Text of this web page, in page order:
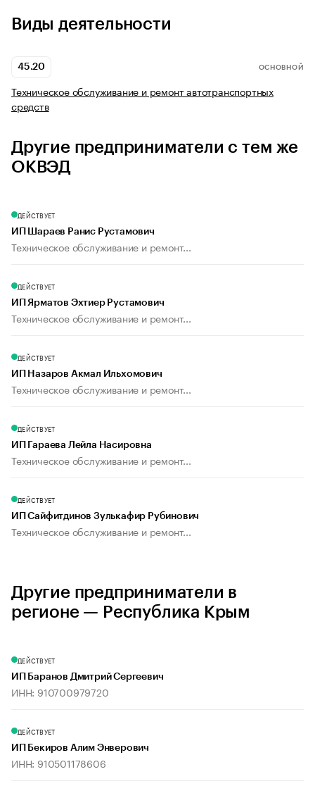
Виды деятельности
45.20 ОСНОВНОЙ
Техническое обслуживание и ремонт автотранспортных
средств
Другие предприниматели с тем же
ОКВЭД
ДЕЙСТВУЕТ
ИП Шараев Ранис Рустамович
Техническое обслуживание и ремонт...
ДЕЙСТВУЕТ
ИП Ярматов Эхтиер Рустамович
Техническое обслуживание и ремонт...
ДЕЙСТВУЕТ
ИП Назаров Акмал Ильхомович
Техническое обслуживание и ремонт...
ДЕЙСТВУЕТ
ИП Гараева Лейла Насировна
Техническое обслуживание и ремонт...
ДЕЙСТВУЕТ
ИП Сайфитдинов Зулькафир Рубинович
Техническое обслуживание и ремонт...
Другие предприниматели в
регионе — Республика Крым
ДЕЙСТВУЕТ
ИП Баранов Дмитрий Сергеевич
ИНН: 910700979720
ДЕЙСТВУЕТ
ИП Бекиров Алим Энверович
ИНН: 910501178606